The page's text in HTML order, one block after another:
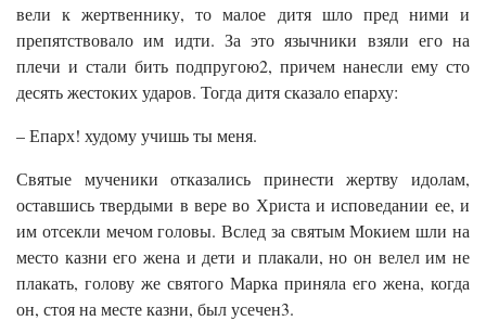
вели к жертвеннику, то малое дитя шло пред ними и
препятствовало им идти. За это язычники взяли его на
плечи и стали бить подпругою2, причем нанесли ему сто
десять жестоких ударов. Тогда дитя сказало епарху:
– Епарх! худому учишь ты меня.
Святые мученики отказались принести жертву идолам,
оставшись твердыми в вере во Христа и исповедании ее, и
им отсекли мечом головы. Вслед за святым Мокием шли на
место казни его жена и дети и плакали, но он велел им не
плакать, голову же святого Марка приняла его жена, когда
он, стоя на месте казни, был усечен3.